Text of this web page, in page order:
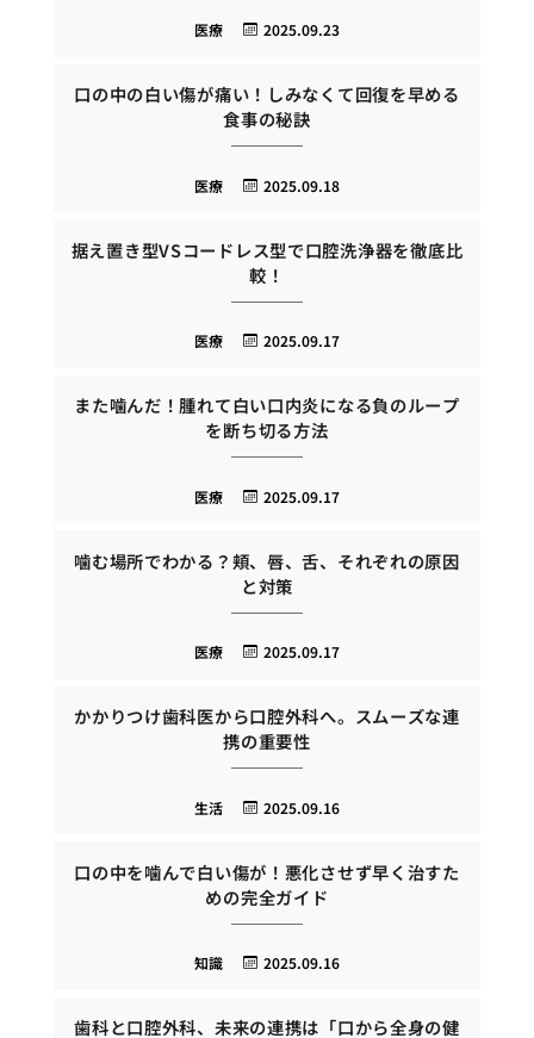
2025.09.23
医療
口の中の白い傷が痛い！しみなくて回復を早める
食事の秘訣
2025.09.18
医療
据え置き型VSコードレス型で口腔洗浄器を徹底比
較！
2025.09.17
医療
また噛んだ！腫れて白い口内炎になる負のループ
を断ち切る方法
2025.09.17
医療
噛む場所でわかる？頬、唇、舌、それぞれの原因
と対策
2025.09.17
医療
かかりつけ歯科医から口腔外科へ。スムーズな連
携の重要性
2025.09.16
生活
口の中を噛んで白い傷が！悪化させず早く治すた
めの完全ガイド
2025.09.16
知識
歯科と口腔外科、未来の連携は「口から全身の健